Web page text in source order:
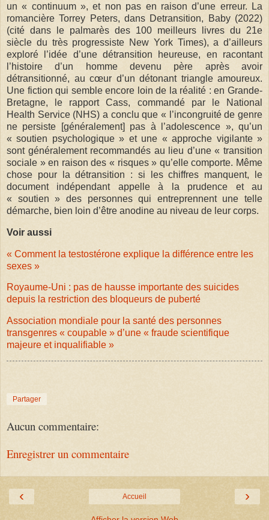
un « continuum », et non pas en raison d’une erreur. La
romancière Torrey Peters, dans Detransition, Baby (2022)
(cité dans le palmarès des 100 meilleurs livres du 21e
siècle du très progressiste New York Times), a d’ailleurs
exploré l’idée d’une détransition heureuse, en racontant
l’histoire d’un homme devenu père après avoir
détransitionné, au cœur d’un détonant triangle amoureux.
Une fiction qui semble encore loin de la réalité : en Grande-
Bretagne, le rapport Cass, commandé par le National
Health Service (NHS) a conclu que « l’incongruité de genre
ne persiste [généralement] pas à l’adolescence », qu’un
« soutien psychologique » et une « approche vigilante »
sont généralement recommandés au lieu d’une « transition
sociale » en raison des « risques » qu’elle comporte. Même
chose pour la détransition : si les chiffres manquent, le
document indépendant appelle à la prudence et au
« soutien » des personnes qui entreprennent une telle
démarche, bien loin d’être anodine au niveau de leur corps.
Voir aussi
« Comment la testostérone explique la différence entre les
sexes »
Royaume-Uni : pas de hausse importante des suicides
depuis la restriction des bloqueurs de puberté
Association mondiale pour la santé des personnes
transgenres « coupable » d’une « fraude scientifique
majeure et inqualifiable »
Partager
Aucun commentaire:
Enregistrer un commentaire
‹ ›
Accueil